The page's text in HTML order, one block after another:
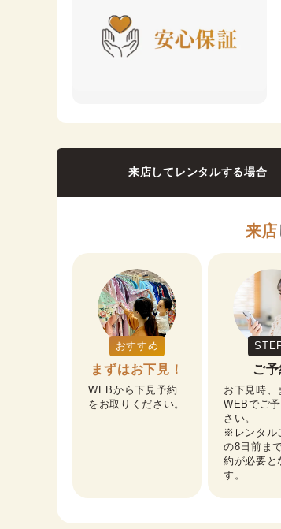
来店してレンタルする場合
来店
おすすめ
まずはお下見！
WEBから下見予約
をお取りください。
ご
お下見時、
WEBでご
さい。
※レンタル
の8日前ま
約が必要と
す。